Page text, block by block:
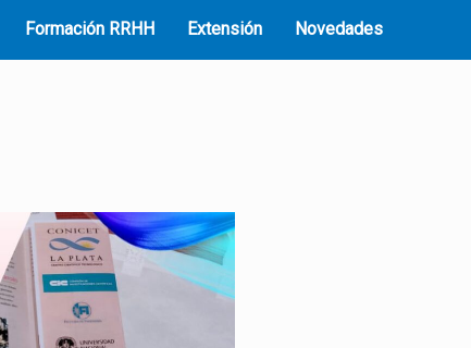
Formación RRHH Extensión Novedades